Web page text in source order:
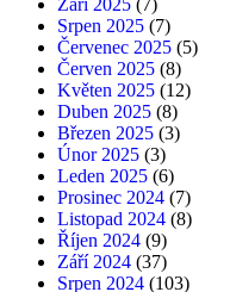
Srpen 2025 (7)
Červenec 2025 (5)
Červen 2025 (8)
Květen 2025 (12)
Duben 2025 (8)
Březen 2025 (3)
Únor 2025 (3)
Leden 2025 (6)
Prosinec 2024 (7)
Listopad 2024 (8)
Říjen 2024 (9)
Září 2024 (37)
Srpen 2024 (103)